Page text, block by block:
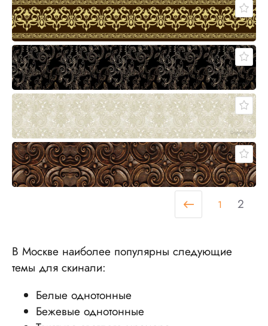
1 2
В Москве наиболее популярны следующие
темы для скинали:
Белые однотонные
Бежевые однотонные